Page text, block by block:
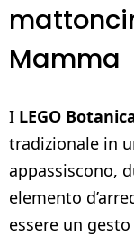
Mamma
I LEGO
tradizionale in
appassiscono,
elemento
essere un